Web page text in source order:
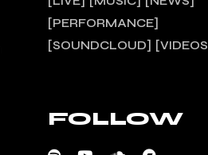
PERFORMANCE
SOUNDCLOUD
VIDEOS
FOLLOW